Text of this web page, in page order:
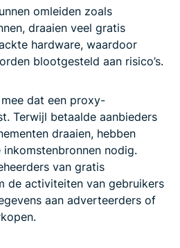
omleiden zoals
draaien veel gratis
hardware, waardoor
blootgesteld aan risico’s.
dat een proxy-
Terwijl betaalde aanbieders
draaien, hebben
nodig.
van gratis
de activiteiten van gebruikers
aan adverteerders of